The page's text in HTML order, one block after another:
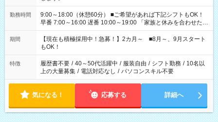
勤務時間
9:00～18:00（休憩60分） ■ご希望があれば下記シフトもOK！
早番 7:00～16:00 遅番 10:00～19:00 「家族と休みを合わせた
い」 「余裕を持って夕飯の準備がしたい」 「できれば残業はし
たくない」 など、ご希望を教えてくださいね。 ※Wワーク希望
の方へ 今ご覧のお仕事で希望する勤務時間と、もう1つのお仕事
の勤務時間。 合計で週40時間を超える場合は応募できません。
期間
【現在も積極採用中！急募！】2カ月～ ■8月～、9月スタート
もOK！
特徴 履歴書不要 / 40～50代活躍中 / 服装自由 / シフト勤務 / 10名以
上の大量募集 / 電話対応なし / パソコンスキル不要
気になる！ 応募する 詳細へ